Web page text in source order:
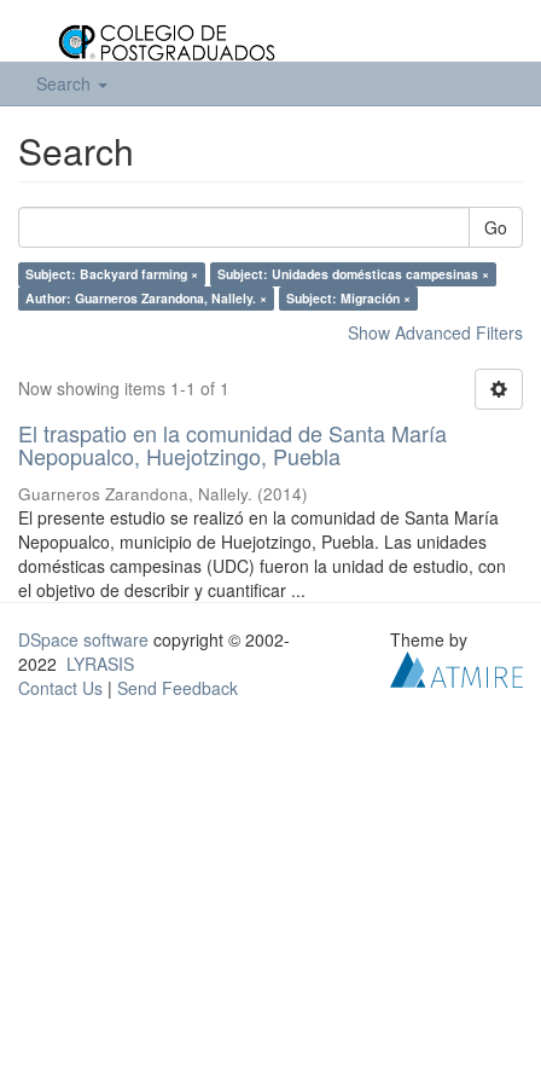
Search
Search
Go
Subject: Backyard farming ×
Subject: Unidades domésticas campesinas ×
Author: Guarneros Zarandona, Nallely. ×
Subject: Migración ×
Show Advanced Filters
Now showing items 1-1 of 1
El traspatio en la comunidad de Santa María
Nepopualco, Huejotzingo, Puebla
Guarneros Zarandona, Nallely. (2014)
El presente estudio se realizó en la comunidad de Santa María
Nepopualco, municipio de Huejotzingo, Puebla. Las unidades
domésticas campesinas (UDC) fueron la unidad de estudio, con
el objetivo de describir y cuantificar ...
DSpace software copyright © 2002-
2022 LYRASIS
Contact Us | Send Feedback
Theme by